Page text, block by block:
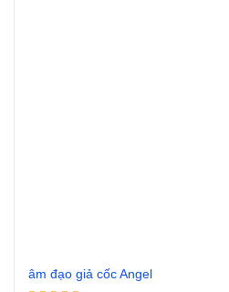
âm đạo giả cốc Angel